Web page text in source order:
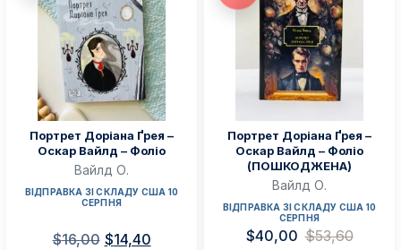
Портрет Доріана Ґрея –
Оскар Вайлд – Фоліо
Вайлд О.
ВІДПРАВКА ЗІ СКЛАДУ США 10
СЕРПНЯ
$16,00 $14,40
Портрет Доріана Ґрея –
Оскар Вайлд – Фоліо
(ПОШКОДЖЕНА)
Вайлд О.
ВІДПРАВКА ЗІ СКЛАДУ США 10
СЕРПНЯ
$40,00 $53,60